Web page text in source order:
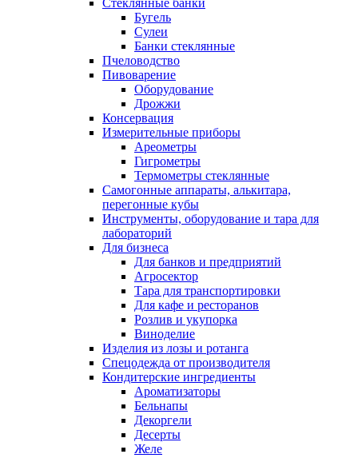
Стеклянные банки
Бугель
Сулеи
Банки стеклянные
Пчеловодство
Пивоварение
Оборудование
Дрожжи
Консервация
Измерительные приборы
Ареометры
Гигрометры
Термометры стеклянные
Самогонные аппараты, алькитара,
перегонные кубы
Инструменты, оборудование и тара для
лабораторий
Для бизнеса
Для банков и предприятий
Агросектор
Тара для транспортировки
Для кафе и ресторанов
Розлив и укупорка
Виноделие
Изделия из лозы и ротанга
Спецодежда от производителя
Кондитерские ингредиенты
Ароматизаторы
Бельнапы
Декоргели
Десерты
Желe